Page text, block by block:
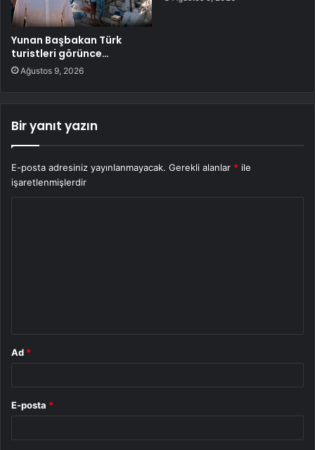
Yunan Başbakan Türk
turistleri görünce…
Ağustos 9, 2026
Bir yanıt yazın
E-posta adresiniz yayınlanmayacak. Gerekli alanlar * ile
işaretlenmişlerdir
Ad *
E-posta *